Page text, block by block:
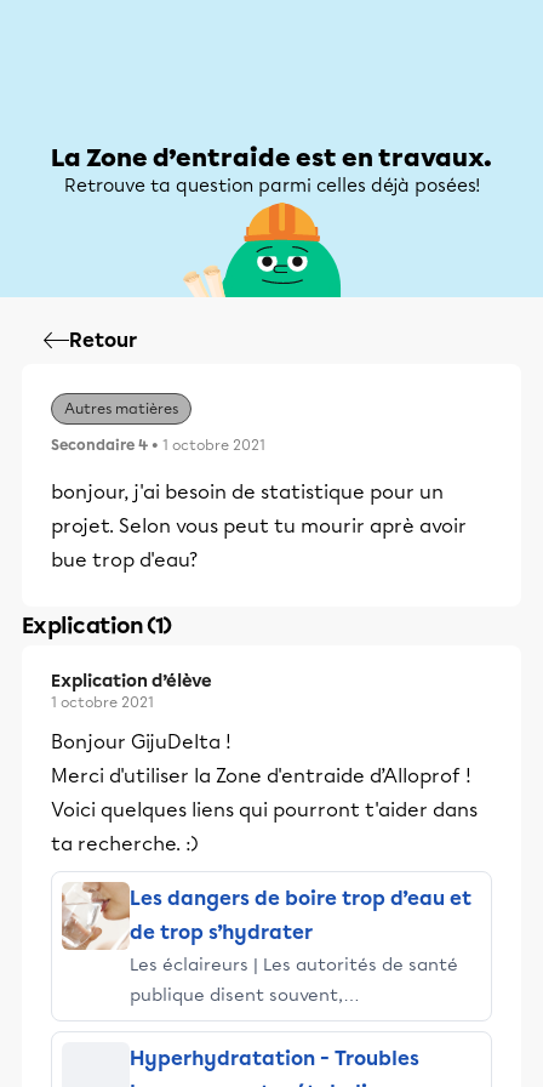
La Zone d’entraide est en travaux.
Retrouve ta question parmi celles déjà posées!
Retour
Autres matières
Secondaire 4 • 1 octobre 2021
bonjour, j'ai besoin de statistique pour un
projet. Selon vous peut tu mourir aprè avoir
bue trop d'eau?
Explication (1)
Explication d’élève
1 octobre 2021
Bonjour GijuDelta !
Merci d'utiliser la Zone d'entraide d’Alloprof !
Voici quelques liens qui pourront t'aider dans
ta recherche. :)
Les dangers de boire trop d’eau et
de trop s’hydrater
Les éclaireurs | Les autorités de santé
publique disent souvent,
particulièrement ces jours-ci, qu'il est
important de bien s'hydrater en période
Hyperhydratation - Troubles